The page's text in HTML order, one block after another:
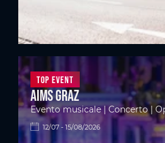
Top Event
Aims Graz
Evento musicale | Concerto |
12/07 - 15/08/2026